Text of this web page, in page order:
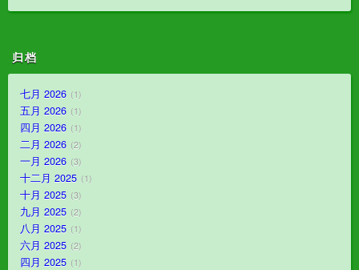
归档
七月 2026 1
五月 2026 1
四月 2026 1
二月 2026 2
一月 2026 3
十二月 2025 1
十月 2025 3
九月 2025 2
八月 2025 1
六月 2025 2
四月 2025 1